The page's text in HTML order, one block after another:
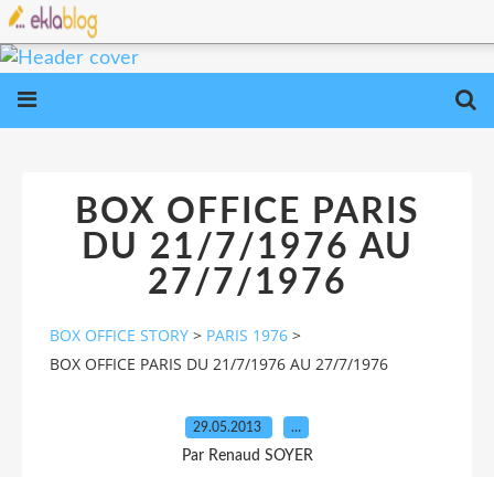
BOX OFFICE PARIS
DU 21/7/1976 AU
27/7/1976
BOX OFFICE STORY > PARIS 1976 >
BOX OFFICE PARIS DU 21/7/1976 AU 27/7/1976
29.05.2013 …
Par Renaud SOYER